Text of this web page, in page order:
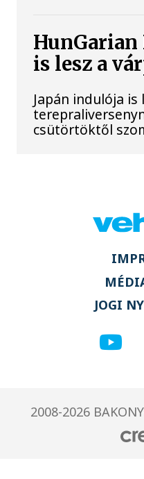
is lesz a
Japán indulója is
csütörtöktől
JOGI
2008-2026